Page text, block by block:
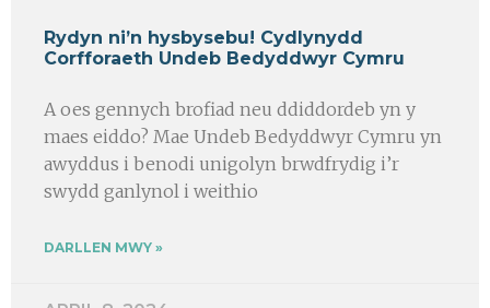
Rydyn ni’n hysbysebu! Cydlynydd
Corfforaeth Undeb Bedyddwyr Cymru
A oes gennych brofiad neu ddiddordeb yn y
maes eiddo? Mae Undeb Bedyddwyr Cymru yn
awyddus i benodi unigolyn brwdfrydig i’r
swydd ganlynol i weithio
DARLLEN MWY »